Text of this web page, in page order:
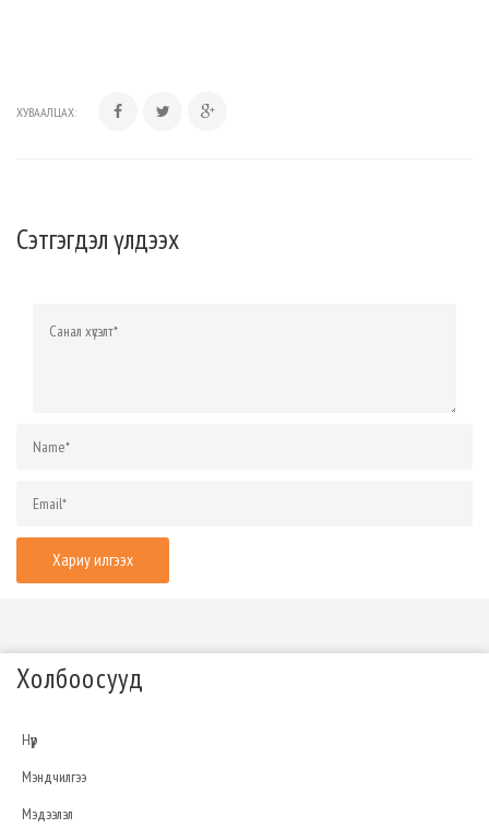
ХУВААЛЦАХ:
Сэтгэгдэл үлдээх
Холбоосууд
Нүүр
Мэндчилгээ
Мэдээлэл